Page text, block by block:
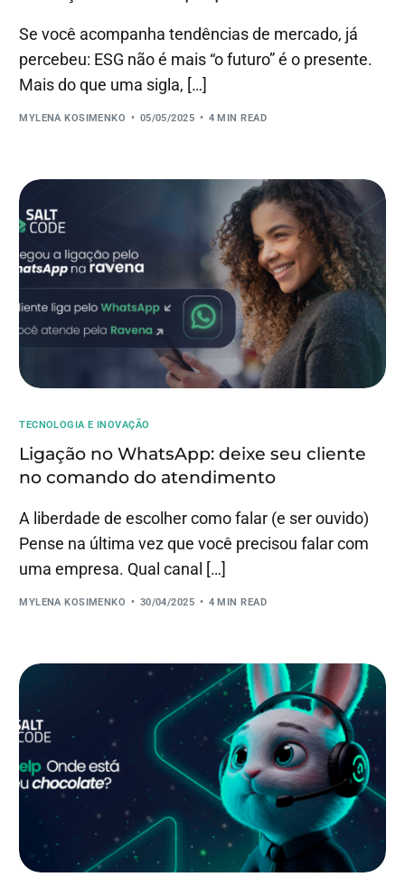
Se você acompanha tendências de mercado, já
percebeu: ESG não é mais “o futuro” é o presente.
Mais do que uma sigla, […]
MYLENA KOSIMENKO 05/05/2025 4 MIN READ
TECNOLOGIA E INOVAÇÃO
Ligação no WhatsApp: deixe seu cliente
no comando do atendimento
A liberdade de escolher como falar (e ser ouvido)
Pense na última vez que você precisou falar com
uma empresa. Qual canal […]
MYLENA KOSIMENKO 30/04/2025 4 MIN READ